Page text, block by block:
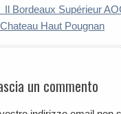
Il Bordeaux Supérieur
Haut Pougnan
un commento